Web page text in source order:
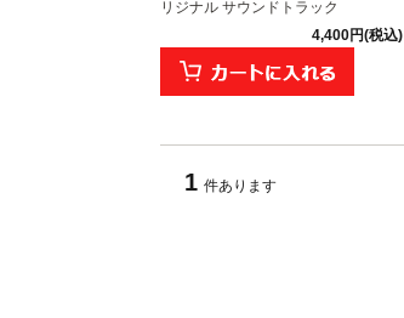
リジナル サウンドトラック
4,400円(税込)
1 件あります